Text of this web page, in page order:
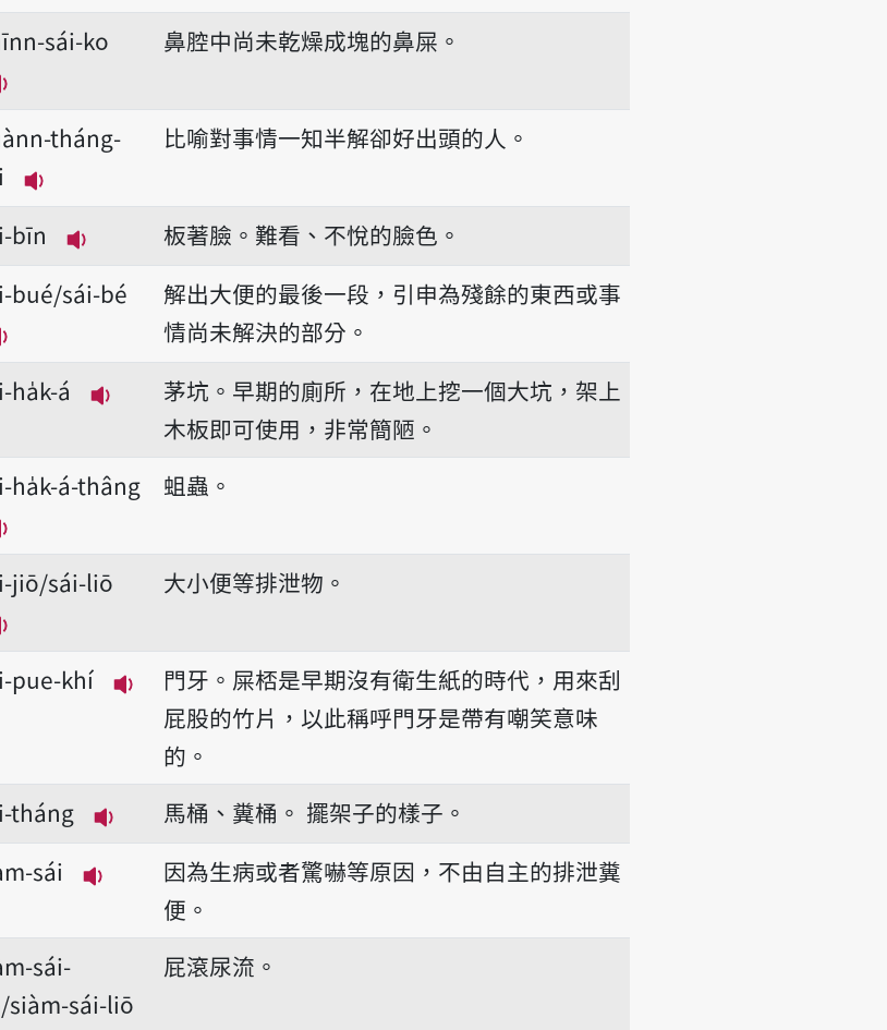
播放音讀phīnn-sái
sái-ko
放音讀phīnn-sái-ko
鼻腔中尚未乾燥成塊的鼻屎。
tháng-
播放音讀puànn-tháng-sái
比喻對事情一知半解卻好出頭的人。
bīn
播放音讀sái-bīn
板著臉。難看、不悅的臉色。
bué/sái-bé
放音讀sái-bué/sái-bé
解出大便的最後一段，引申為殘餘的東西或事
情尚未解決的部分。
ha̍k-á
播放音讀sái-ha̍k-á
茅坑。早期的廁所，在地上挖一個大坑，架上
木板即可使用，非常簡陋。
ha̍k-á-thâng
放音讀sái-ha̍k-á-thâng
蛆蟲。
jiō/sái-liō
放音讀sái-jiō/sái-liō
大小便等排泄物。
pue-khí
播放音讀sái-pue-khí
門牙。屎桮是早期沒有衛生紙的時代，用來刮
屁股的竹片，以此稱呼門牙是帶有嘲笑意味
的。
tháng
播放音讀sái-tháng
馬桶、糞桶。 擺架子的樣子。
sái
播放音讀siàm-sái
因為生病或者驚嚇等原因，不由自主的排泄糞
便。
sái-
siàm-sái-liō
屁滾尿流。